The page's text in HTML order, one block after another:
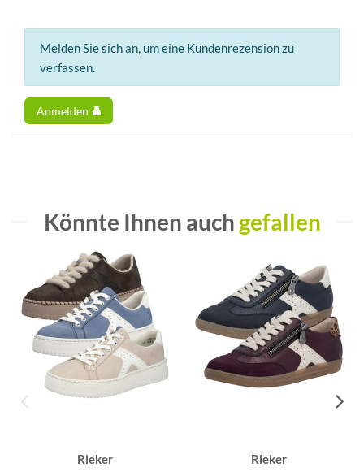
Melden Sie sich an, um eine Kundenrezension zu
verfassen.
Anmelden
Könnte Ihnen auch gefallen
Rieker Rieker